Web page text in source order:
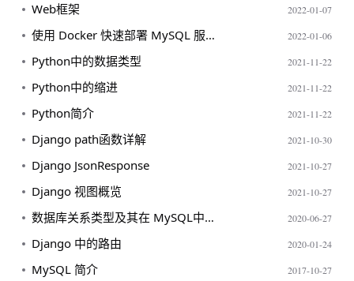
Web框架 2022-01-07
使用 Docker 快速部署 MySQL 服务指南 2022-01-06
Python中的数据类型 2021-11-22
Python中的缩进 2021-11-22
Python简介 2021-11-22
Django path函数详解 2021-10-30
Django JsonResponse 2021-10-27
Django 视图概览 2021-10-27
数据库关系类型及其在 MySQL中的应用 2020-06-27
Django 中的路由 2020-01-24
MySQL 简介 2017-10-27